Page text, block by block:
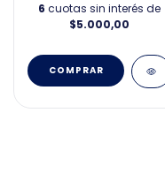
6 cuotas sin interés de
$5.000,00